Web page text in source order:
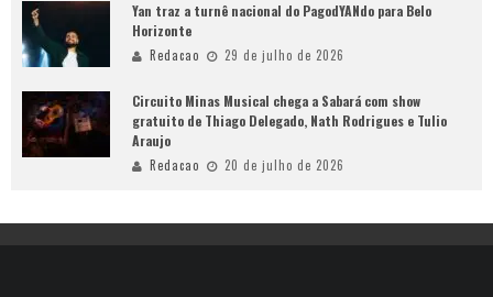
Yan traz a turnê nacional do PagodYANdo para Belo
Horizonte
Redacao 29 de julho de 2026
Circuito Minas Musical chega a Sabará com show
gratuito de Thiago Delegado, Nath Rodrigues e Tulio
Araujo
Redacao 20 de julho de 2026